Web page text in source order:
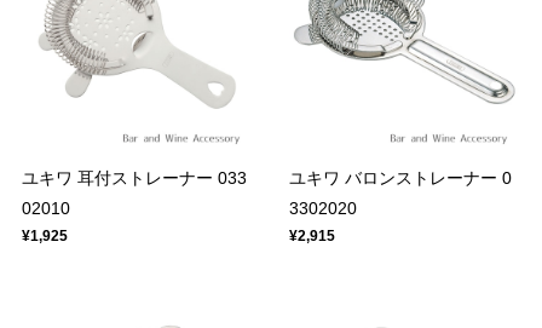
ユキワ 耳付ストレーナー 033
02010
¥1,925
ユキワ バロンストレーナー 0
3302020
¥2,915